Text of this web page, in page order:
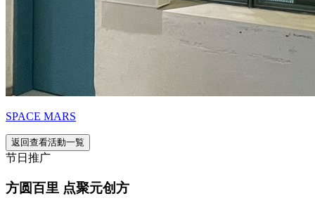
SPACE MARS
返回查看活動一覧
节日推广
方圆百里 点聚元创方